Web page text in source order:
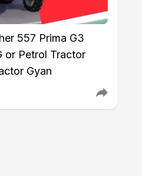
557 Prima G3
or Petrol Tractor
Gyan